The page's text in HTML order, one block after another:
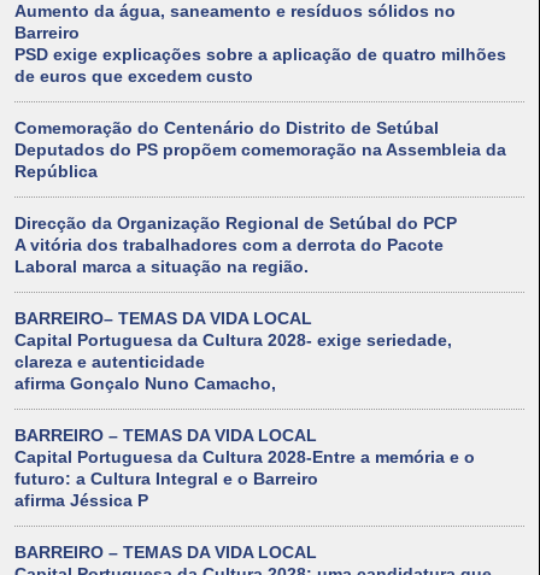
Aumento da água, saneamento e resíduos sólidos no
Barreiro
PSD exige explicações sobre a aplicação de quatro milhões
de euros que excedem custo
Comemoração do Centenário do Distrito de Setúbal
Deputados do PS propõem comemoração na Assembleia da
República
Direcção da Organização Regional de Setúbal do PCP
A vitória dos trabalhadores com a derrota do Pacote
Laboral marca a situação na região.
BARREIRO– TEMAS DA VIDA LOCAL
Capital Portuguesa da Cultura 2028- exige seriedade,
clareza e autenticidade
afirma Gonçalo Nuno Camacho,
BARREIRO – TEMAS DA VIDA LOCAL
Capital Portuguesa da Cultura 2028-Entre a memória e o
futuro: a Cultura Integral e o Barreiro
afirma Jéssica P
BARREIRO – TEMAS DA VIDA LOCAL